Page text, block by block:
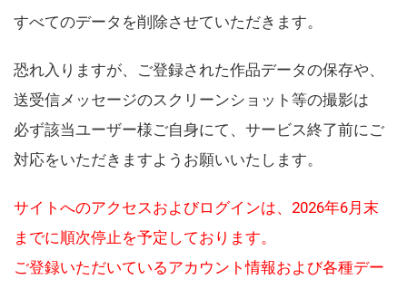
すべてのデータを削除させていただきます。
恐れ入りますが、ご登録された作品データの保存や、
送受信メッセージのスクリーンショット等の撮影は
必ず該当ユーザー様ご自身にて、サービス終了前にご
対応をいただきますようお願いいたします。
サイトへのアクセスおよびログインは、2026年6月末
までに順次停止を予定しております。
ご登録いただいているアカウント情報および各種デー